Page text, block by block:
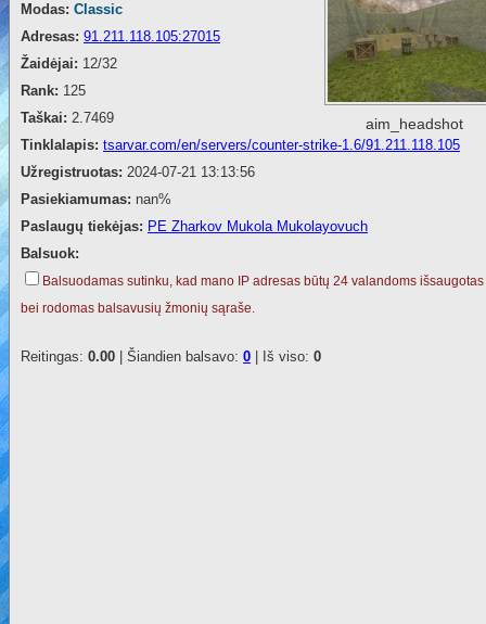
Modas: Classic
Adresas: 91.211.118.105:27015
Žaidėjai: 12/32
Rank: 125
Taškai: 2.7469
Tinklalapis: tsarvar.com/en/servers/counter-strike-1.6/91.211.118.105
Užregistruotas: 2024-07-21 13:13:56
Pasiekiamumas: nan%
Paslaugų tiekėjas: PE Zharkov Mukola Mukolayovuch
Balsuok:
Balsuodamas sutinku, kad mano IP adresas būtų 24 valandoms išsaugotas
bei rodomas balsavusių žmonių sąraše.
Reitingas: 0.00 | Šiandien balsavo: 0 | Iš viso: 0
aim_headshot